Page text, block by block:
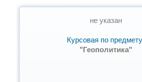
не указан
Курсовая по
"Геополитика"